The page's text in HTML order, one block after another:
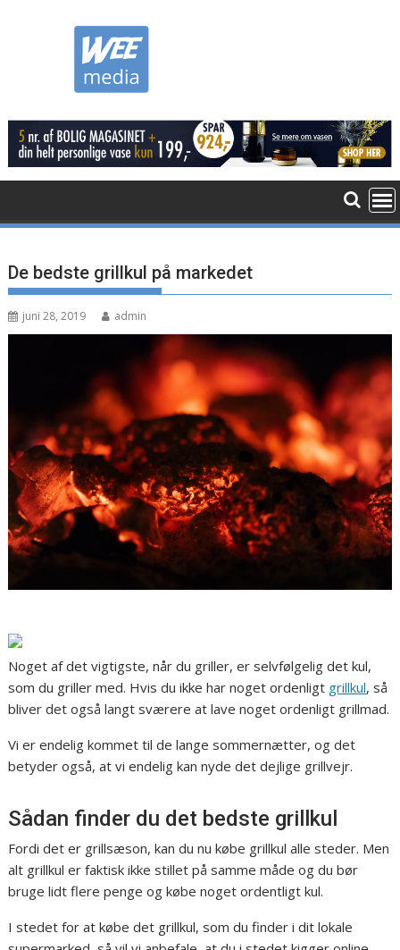
De bedste grillkul på markedet
juni 28, 2019 admin
Noget af det vigtigste, når du griller, er selvfølgelig det kul,
som du griller med. Hvis du ikke har noget ordenligt grillkul, så
bliver det også langt sværere at lave noget ordenligt grillmad.
Vi er endelig kommet til de lange sommernætter, og det
betyder også, at vi endelig kan nyde det dejlige grillvejr.
Sådan finder du det bedste grillkul
Fordi det er grillsæson, kan du nu købe grillkul alle steder. Men
alt grillkul er faktisk ikke stillet på samme måde og du bør
bruge lidt flere penge og købe noget ordentligt kul.
I stedet for at købe det grillkul, som du finder i dit lokale